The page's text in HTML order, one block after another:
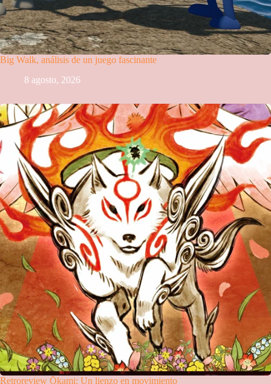
Big Walk, análisis de un juego fascinante
8 agosto, 2026
Retroreview Ōkami: Un lienzo en movimiento